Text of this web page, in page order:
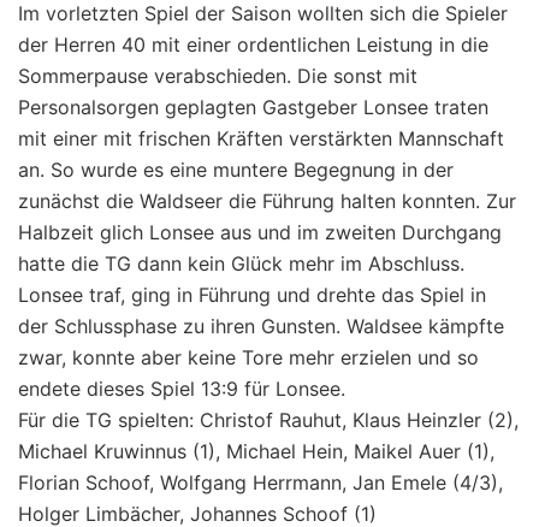
Im vorletzten Spiel der Saison wollten sich die Spieler
der Herren 40 mit einer ordentlichen Leistung in die
Sommerpause verabschieden. Die sonst mit
Personalsorgen geplagten Gastgeber Lonsee traten
mit einer mit frischen Kräften verstärkten Mannschaft
an. So wurde es eine muntere Begegnung in der
zunächst die Waldseer die Führung halten konnten. Zur
Halbzeit glich Lonsee aus und im zweiten Durchgang
hatte die TG dann kein Glück mehr im Abschluss.
Lonsee traf, ging in Führung und drehte das Spiel in
der Schlussphase zu ihren Gunsten. Waldsee kämpfte
zwar, konnte aber keine Tore mehr erzielen und so
endete dieses Spiel 13:9 für Lonsee.
Für die TG spielten: Christof Rauhut, Klaus Heinzler (2),
Michael Kruwinnus (1), Michael Hein, Maikel Auer (1),
Florian Schoof, Wolfgang Herrmann, Jan Emele (4/3),
Holger Limbächer, Johannes Schoof (1)